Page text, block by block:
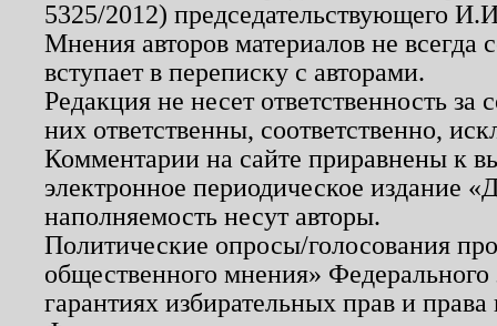
5325/2012) председательствующего
Мнения авторов материалов не
вступает в переписку с авторами.
Редакция не несет ответственность
них ответственны, соответственно,
Комментарии на сайте приравнены к
электронное периодическое издание
наполняемость несут авторы.
Политические опросы/голосования
общественного мнения»
гарантиях избирательных прав и